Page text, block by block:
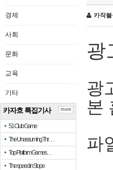
경제
사회
문화
교육
기타
카자흐 특집기사
51 Club Game
The Unassuming Thr…
Top Platform Games…
The speed in Slope
more
카작
광
광
본
파